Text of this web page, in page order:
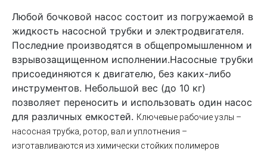
Любой бочковой насос состоит из погружаемой в
жидкость насосной трубки и электродвигателя.
Последние производятся в общепромышленном и
взрывозащищенном исполнении.Насосные трубки
присоединяются к двигателю, без каких-либо
инструментов. Небольшой вес (до 10 кг)
позволяет переносить и использовать один насос
для различных емкостей. Ключевые рабочие узлы –
насосная трубка, ротор, вал и уплотнения –
изготавливаются из химически стойких полимеров